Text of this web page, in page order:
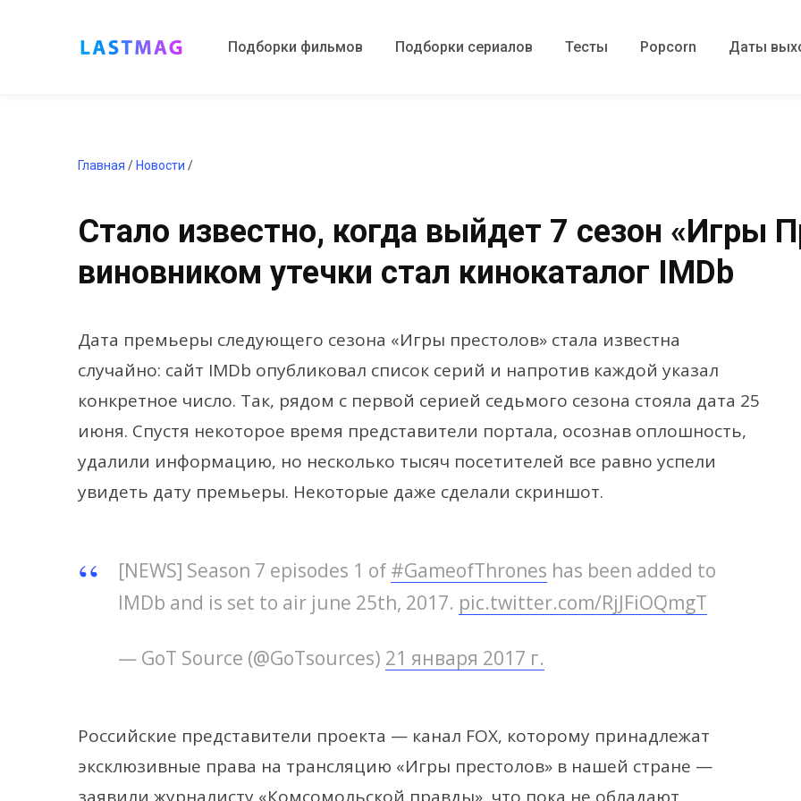
Подборки фильмов Подборки сериалов Тесты Popcorn Даты
Главная / Новости /
Стало известно, когда выйдет 7 сезон «Игры
виновником утечки стал кинокаталог IMDb
Дата премьеры следующего сезона «Игры престолов» стала известна
случайно: сайт IMDb опубликовал список серий и напротив каждой указал
конкретное число. Так, рядом с первой серией седьмого сезона стояла дата 25
июня. Спустя некоторое время представители портала, осознав оплошность,
удалили информацию, но несколько тысяч посетителей все равно успели
увидеть дату премьеры. Некоторые даже сделали скриншот.
[NEWS] Season 7 episodes 1 of #GameofThrones has been added to
IMDb and is set to air june 25th, 2017. pic.twitter.com/RjJFiOQmgT
— GoT Source (@GoTsources) 21 января 2017 г.
Российские представители проекта — канал FOX, которому принадлежат
эксклюзивные права на трансляцию «Игры престолов» в нашей стране —